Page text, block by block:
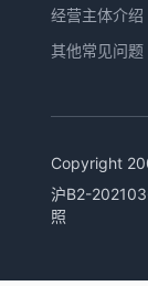
经营主体介绍
其他常见问题
Copyright
沪B2-
照